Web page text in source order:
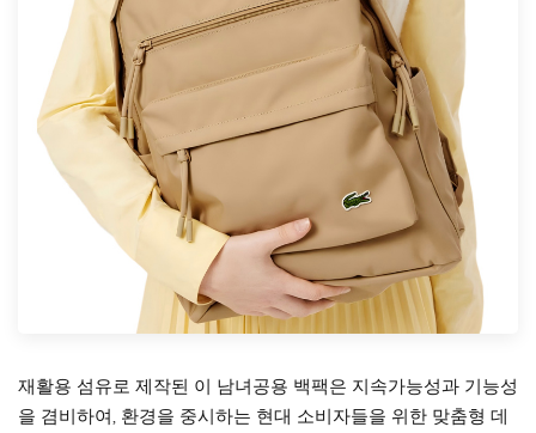
재활용 섬유로 제작된 이 남녀공용 백팩은 지속가능성과 기능성
을 겸비하여, 환경을 중시하는 현대 소비자들을 위한 맞춤형 데